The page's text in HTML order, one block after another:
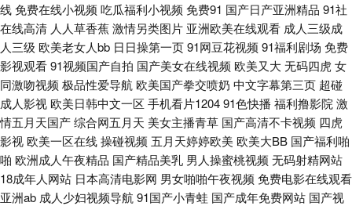
莓在线看 日韩伦理视频在线观看 国产精品一不卡 91社电影院 亚洲伊人变态
中文字幕 四虎视频麻豆 先锋影视电影人妻AV 午夜福利视频国产一区 1024自
拍视频在线 日本韩国在线不卡视频 91超碰资源总站 av日韩福利精品导航 男
人天堂1999 91福利社免费视频 91黄色直播小电影 91网业链接 欧美丝袜自
拍制服另类 中文字幕人妻一区二区 91综合网 国产午夜福利一区 亚洲东方影
线免费在线小视频 吃瓜福利小视频 免费91 国产日产亚洲精品 91社
在线高清 人人草香蕉激情另类图片 亚洲欧美在线观看 成人三级成
人三级 欧美老女人bb 日日操第一页91网豆花视频 91福利剧场 免费
影视观看91视频国产自拍 国产美女在线视频 欧美又大无码四虎女
同激吻视频 极品性爱导航 欧美国产拳交喷奶 中文字幕第三页 超碰
成人影视 欧美日韩中文一区 手机看片120491色快播 福利撸影院 激
情五月天国产综合网五月天 美女主播青草 国产高清不卡视频 四虎
影视 欧美一区在线操碰视频 五月天婷婷欧美 欧美大BB 国产福利啪
啪 欧洲成人午夜精品 国产精品美乳 男人操蜜桃视频 无码射精网站
18成年人网站 日本高清电影网 男女啪啪午夜视频 免费电影在线观看
亚洲ab 成人少妇视频导航 91国产小青蛙 国产成年免费网站 国产视